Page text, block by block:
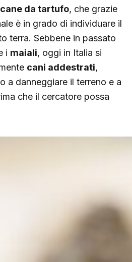
cane da tartufo, che grazie
è in grado di individuare il
terra. Sebbene in passato
i maiali, oggi in Italia si
cani addestrati,
a danneggiare il terreno e a
che il cercatore possa